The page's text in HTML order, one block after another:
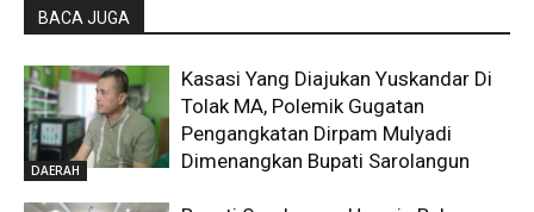
BACA JUGA
DAERAH
Kasasi Yang Diajukan Yuskandar Di
Tolak MA, Polemik Gugatan
Pengangkatan Dirpam Mulyadi
Dimenangkan Bupati Sarolangun